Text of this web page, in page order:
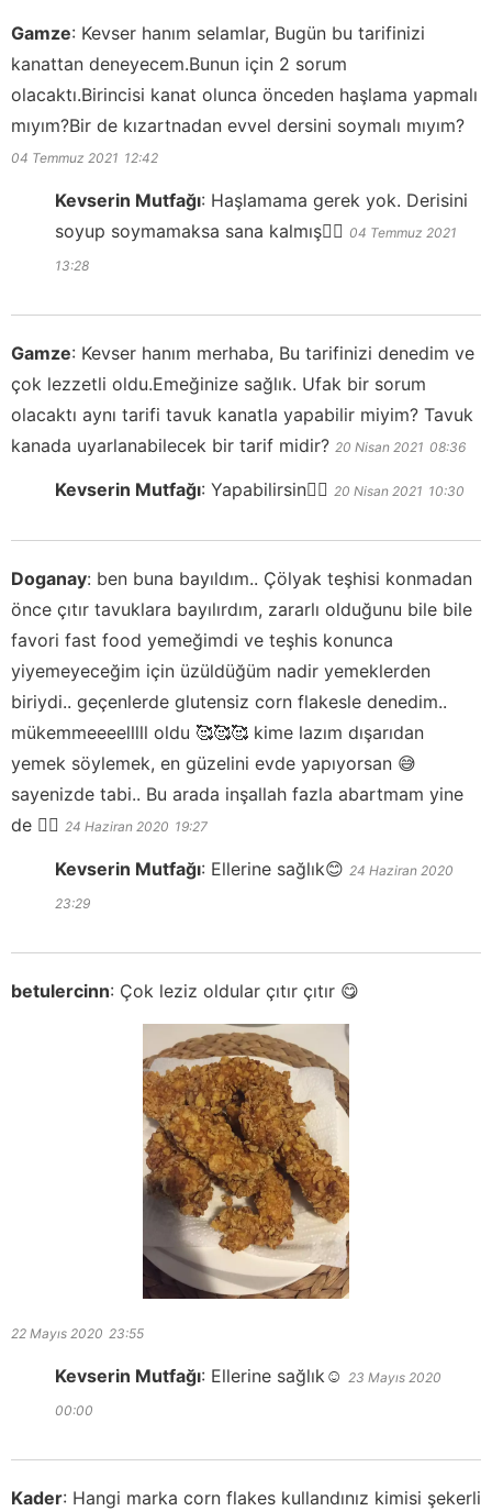
Gamze: Kevser hanım selamlar, Bugün bu tarifinizi
kanattan deneyecem.Bunun için 2 sorum
olacaktı.Birincisi kanat olunca önceden haşlama yapmalı
mıyım?Bir de kızartnadan evvel dersini soymalı mıyım?
04 Temmuz 2021 12:42
Kevserin Mutfağı: Haşlamama gerek yok. Derisini
soyup soymamaksa sana kalmış👍🏻 04 Temmuz 2021
13:28
Gamze: Kevser hanım merhaba, Bu tarifinizi denedim ve
çok lezzetli oldu.Emeğinize sağlık. Ufak bir sorum
olacaktı aynı tarifi tavuk kanatla yapabilir miyim? Tavuk
kanada uyarlanabilecek bir tarif midir? 20 Nisan 2021 08:36
Kevserin Mutfağı: Yapabilirsin👍🏻 20 Nisan 2021 10:30
Doganay: ben buna bayıldım.. Çölyak teşhisi konmadan
önce çıtır tavuklara bayılırdım, zararlı olduğunu bile bile
favori fast food yemeğimdi ve teşhis konunca
yiyemeyeceğim için üzüldüğüm nadir yemeklerden
biriydi.. geçenlerde glutensiz corn flakesle denedim..
mükemmeeeelllll oldu 🥰🥰🥰 kime lazım dışarıdan
yemek söylemek, en güzelini evde yapıyorsan 😅
sayenizde tabi.. Bu arada inşallah fazla abartmam yine
de 🤷‍♀️ 24 Haziran 2020 19:27
Kevserin Mutfağı: Ellerine sağlık😊 24 Haziran 2020
23:29
betulercinn: Çok leziz oldular çıtır çıtır 😋
22 Mayıs 2020 23:55
Kevserin Mutfağı: Ellerine sağlık☺️ 23 Mayıs 2020
00:00
Kader: Hangi marka corn flakes kullandınız kimisi şekerli